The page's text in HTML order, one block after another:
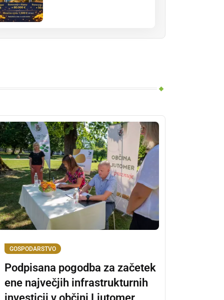
GOSPODARSTVO
Podpisana pogodba za začetek
ene največjih infrastrukturnih
investicij v občini Ljutomer